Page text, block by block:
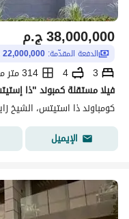
ج.م38,000,000
الدفعة المقدّمة: 22,000,000 ج.م
3
4
314 متر مربع
فيلا مستقلة كمبوند "ذا
كومباوند ذا استيتس، الشيخ
الإيميل